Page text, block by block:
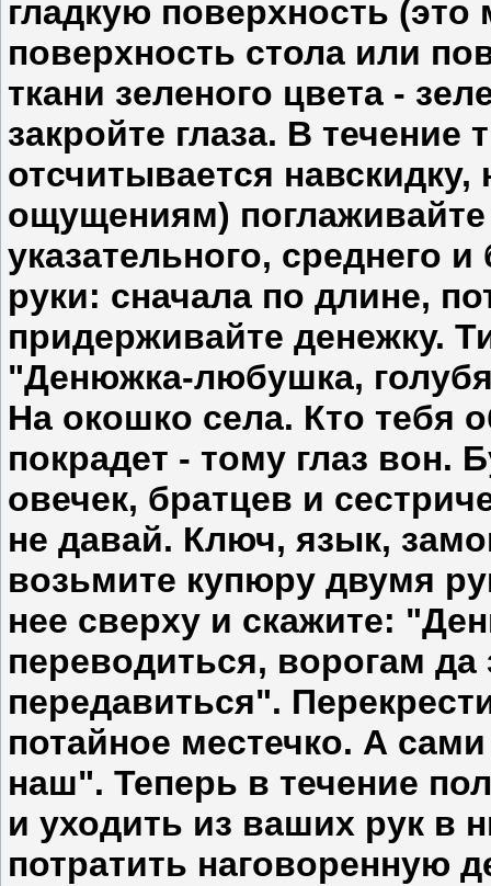
гладкую поверхность
поверхность стола или
ткани зеленого цвета -
закройте глаза. В течение
отсчитывается
ощущениям)
указательного, среднего
руки: сначала по длине,
придерживайте денежку.
"Денюжка-любушка,
На окошко села. Кто тебя
покрадет - тому глаз вон.
овечек, братцев и
не давай. Ключ, язык,
возьмите купюру двумя
нее сверху и скажите:
переводиться, ворогам
передавиться".
потайное местечко. А
наш". Теперь в течение
и уходить из ваших рук в
потратить наговоренную